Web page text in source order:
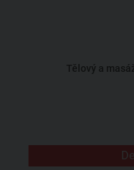
Tělový a